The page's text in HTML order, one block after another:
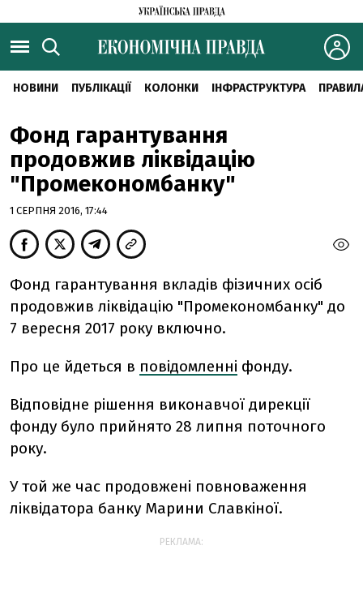
НОВИНИ ПУБЛІКАЦІЇ КОЛОНКИ ІНФРАСТРУКТУРА
Фонд гарантування
продовжив ліквідацію
"Промекономбанку"
1 СЕРПНЯ 2016, 17:44
Фонд гарантування вкладів фізичних осіб
продовжив ліквідацію "Промекономбанку" до
7 вересня 2017 року включно.
Про це йдеться в повідомленні фонду.
Відповідне рішення виконавчої дирекції
фонду було прийнято 28 липня поточного
року.
У той же час продовжені повноваження
ліквідатора банку Марини Славкіної.
РЕКЛАМА: